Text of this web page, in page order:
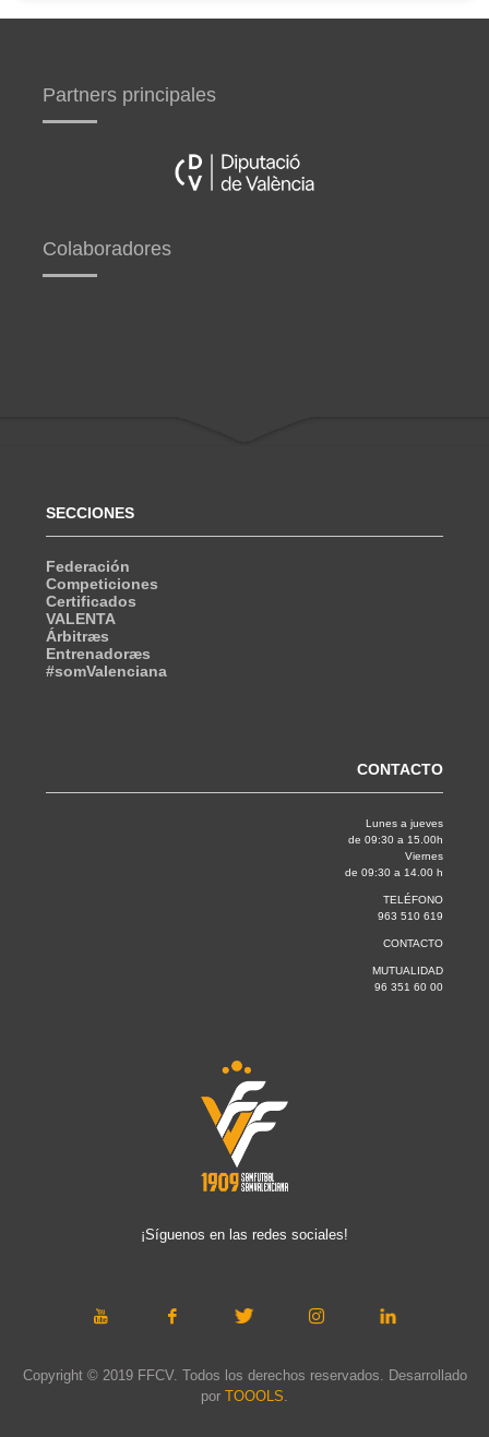
Partners principales
Colaboradores
SECCIONES
Federación
Competiciones
Certificados
VALENTA
Árbitræs
Entrenadoræs
#somValenciana
CONTACTO
Lunes a jueves
de 09:30 a 15.00h
Viernes
de 09:30 a 14.00 h
TELÉFONO
963 510 619
CONTACTO
MUTUALIDAD
96 351 60 00
¡Síguenos en las redes sociales!
Copyright © 2019 FFCV. Todos los derechos reservados. Desarrollado
por TOOOLS.